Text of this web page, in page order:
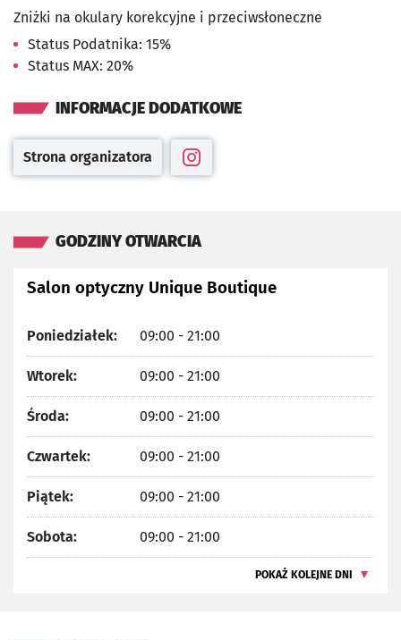
Zniżki na okulary korekcyjne i przeciwsłoneczne
Status Podatnika: 15%
Status MAX: 20%
INFORMACJE DODATKOWE
Otwiera się w nowej karcie
Strona organizatora
Otwiera się w nowej karcie
GODZINY OTWARCIA
Salon optyczny Unique Boutique
Poniedziałek: 09:00 - 21:00
Wtorek: 09:00 - 21:00
Środa: 09:00 - 21:00
Czwartek: 09:00 - 21:00
Piątek: 09:00 - 21:00
Sobota: 09:00 - 21:00
POKAŻ KOLEJNE DNI